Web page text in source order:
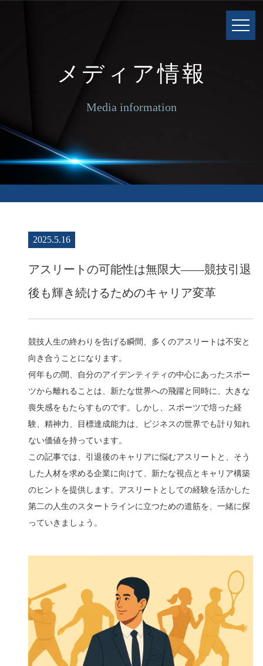
メディア情報
Media information
2025.5.16
アスリートの可能性は無限大——競技引退
後も輝き続けるためのキャリア変革
競技人生の終わりを告げる瞬間、多くのアスリートは不安と
向き合うことになります。
何年もの間、自分のアイデンティティの中心にあったスポー
ツから離れることは、新たな世界への飛躍と同時に、大きな
喪失感をもたらすものです。しかし、スポーツで培った経
験、精神力、目標達成能力は、ビジネスの世界でも計り知れ
ない価値を持っています。
この記事では、引退後のキャリアに悩むアスリートと、そう
した人材を求める企業に向けて、新たな視点とキャリア構築
のヒントを提供します。アスリートとしての経験を活かした
第二の人生のスタートラインに立つための道筋を、一緒に探
っていきましょう。